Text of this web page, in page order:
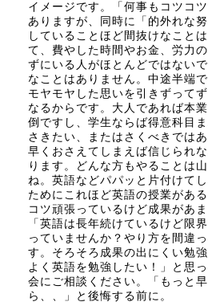
イメージです。「何事もコツコ
ありますが、同時に「的外れな
していることほど間抜けなこと
て、費やした時間やお金、労力
ずにいる人がほとんどではない
なことはありません。中途半端
モヤモヤした思いを引きずって
なるからです。大人であれば本
倒ですし、学生ならば得意科目
さきたい、またはさくべきでは
早くおさえてしまえば信じられ
ります。どんな方もやることは
ね。英語などパパッと片付けて
ためにこれほど英語の授業があ
コツ頑張っているけど成果があ
「英語は長年続けているけど限
っていませんか？やり方を間違
す。そろそろ成果の出にくい勉
よく英語を勉強したい！」と思
会にご相談ください。「もっと
ら、、」と後悔する前に。